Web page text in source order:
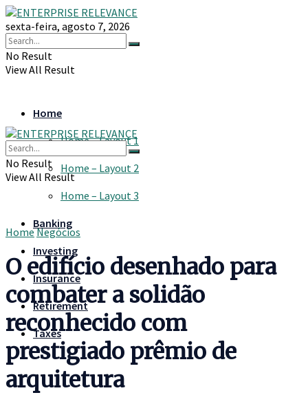
sexta-feira, agosto 7, 2026
No Result
View All Result
Home
Home – Layout 1
Home – Layout 2
Home – Layout 3
Banking
Investing
Insurance
Retirement
Taxes
No Result
View All Result
HomeNegócios
O edifício desenhado para
combater a solidão
reconhecido com
prestigiado prêmio de
arquitetura